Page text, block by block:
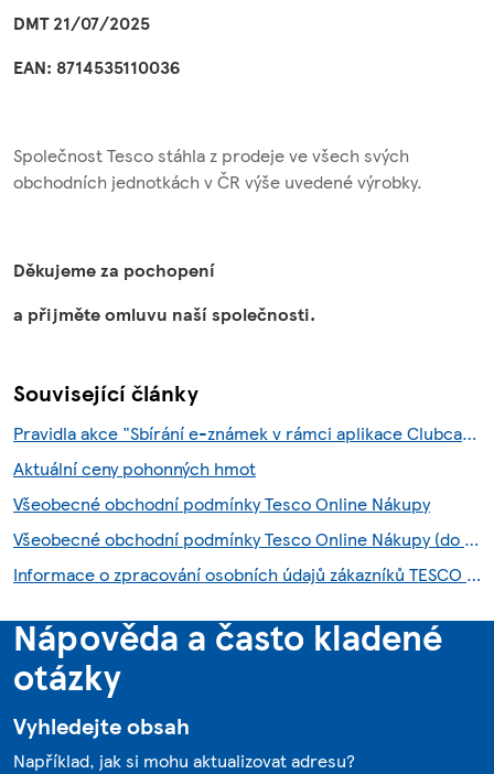
DMT 21/07/2025
EAN: 8714535110036
Společnost Tesco stáhla z prodeje ve všech svých
obchodních jednotkách v ČR výše uvedené výrobky.
Děkujeme za pochopení
a přijměte omluvu naší společnosti.
Související články
Pravidla akce "Sbírání e-známek v rámci aplikace Clubcard"
Aktuální ceny pohonných hmot
Všeobecné obchodní podmínky Tesco Online Nákupy
Všeobecné obchodní podmínky Tesco Online Nákupy (do 28.7.2026)
Informace o zpracování osobních údajů zákazníků TESCO HNED služby
Nápověda a často kladené
otázky
Vyhledejte obsah
Například, jak si mohu aktualizovat adresu?